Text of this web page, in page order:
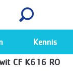
Bekijk
Kennis
CF K616 RO